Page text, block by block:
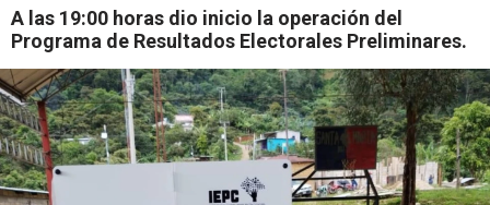
u
e
d
a
A las 19:00 horas dio inicio la operación del
Programa de Resultados Electorales Preliminares.